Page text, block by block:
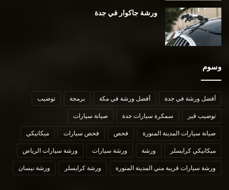
ورشة جاكوار في جدة
وسوم
أفضل ورشة في جدة أفضل ورشة في مكة برمجة توضيب
توضيب قير سمكرة سيارات جدة صيانة سيارات
صيانة سيارات المدينة المنورة فحص فحص سيارات ميكانيكي
ميكانيكي كرايسلر ورشة ورشة سيارات ورشة سيارات الرياض
ورشة سيارات قريبة مني المدينة المنورة ورشة كرايسلر ورشة نيسان